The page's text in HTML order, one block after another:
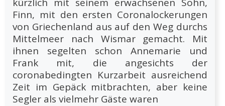
Finn, mit den ersten Coronalockerungen
von Griechenland aus auf den Weg durchs
Mittelmeer nach Wismar gemacht. Mit
ihnen segelten schon Annemarie und
Frank mit, die angesichts der
coronabedingten Kurzarbeit ausreichend
Zeit im Gepäck mitbrachten, aber keine
Segler als vielmehr Gäste waren